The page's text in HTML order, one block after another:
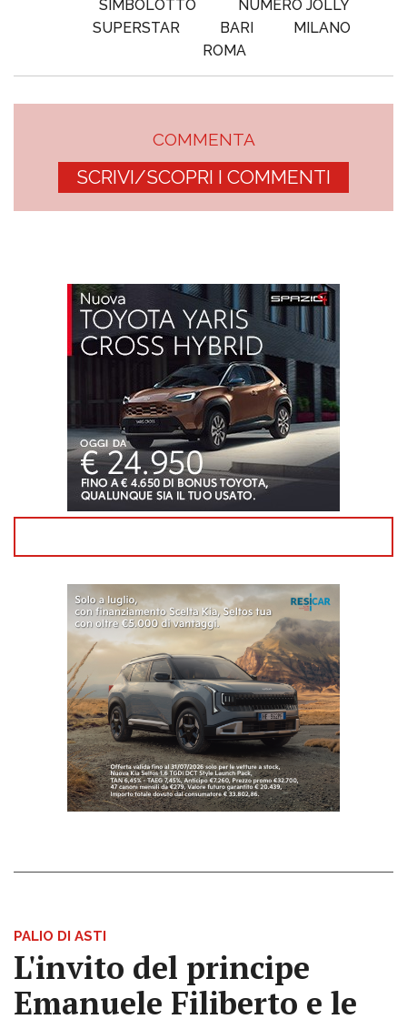
SIMBOLOTTO
NUMERO JOLLY
SUPERSTAR
BARI
MILANO
ROMA
COMMENTA
SCRIVI/SCOPRI I COMMENTI
PALIO DI ASTI
L'invito del principe
Emanuele Filiberto e le